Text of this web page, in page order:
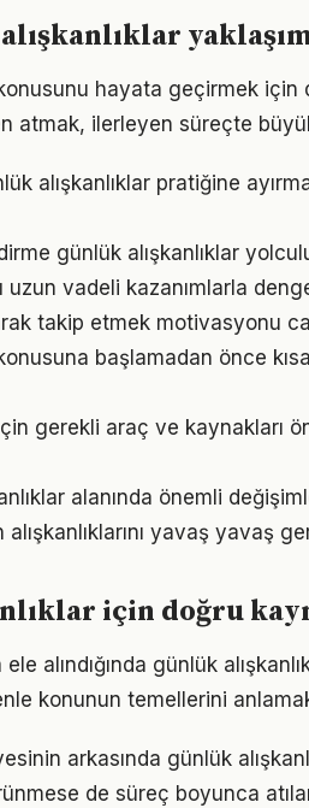
hayata geçirmek
atmak, ilerleyen süreçte
alışkanlıklar pratiğine
günlük alışkanlıklar
uzun vadeli kazanımlarla
takip etmek motivasyonu
başlamadan önce
gerekli araç ve kaynakları
alanında önemli
yavaş yavaş
için doğru
alındığında günlük
konunun temellerini
arkasında günlük
de süreç boyunca